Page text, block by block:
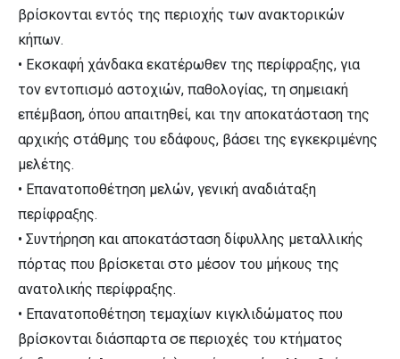
βρίσκονται εντός της περιοχής των ανακτορικών
κήπων.
• Εκσκαφή χάνδακα εκατέρωθεν της περίφραξης, για
τον εντοπισμό αστοχιών, παθολογίας, τη σημειακή
επέμβαση, όπου απαιτηθεί, και την αποκατάσταση της
αρχικής στάθμης του εδάφους, βάσει της εγκεκριμένης
μελέτης.
• Επανατοποθέτηση μελών, γενική αναδιάταξη
περίφραξης.
• Συντήρηση και αποκατάσταση δίφυλλης μεταλλικής
πόρτας που βρίσκεται στο μέσον του μήκους της
ανατολικής περίφραξης.
• Επανατοποθέτηση τεμαχίων κιγκλιδώματος που
βρίσκονται διάσπαρτα σε περιοχές του κτήματος